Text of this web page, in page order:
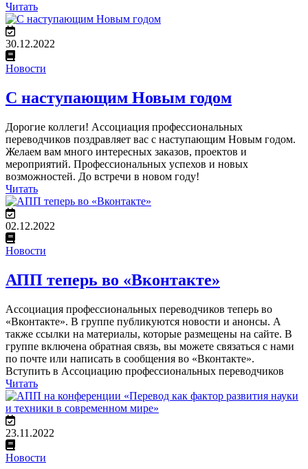
Читать
30.12.2022
Новости
С наступающим Новым годом
Дорогие коллеги! Ассоциация профессиональных
переводчиков поздравляет вас с наступающим Новым годом.
Желаем вам много интересных заказов, проектов и
мероприятий. Профессиональных успехов и новых
возможностей. До встречи в новом году!
Читать
02.12.2022
Новости
АПП теперь во «Вконтакте»
Ассоциация профессиональных переводчиков теперь во
«Вконтакте». В группе публикуются новости и анонсы. А
также ссылки на материалы, которые размещены на сайте. В
группе включена обратная связь, вы можете связаться с нами
по почте или написать в сообщения во «Вконтакте».
Вступить в Ассоциацию профессиональных переводчиков
Читать
23.11.2022
Новости